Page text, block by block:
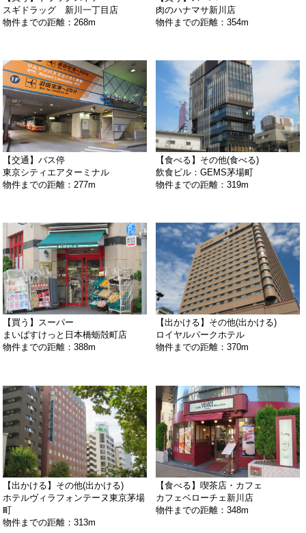
スギドラッグ 新川一丁目店
物件までの距離：268m
肉のハナマサ新川店
物件までの距離：354m
【交通】バス停
東京シティエアターミナル
物件までの距離：277m
【食べる】その他(食べる)
飲食ビル：GEMS茅場町
物件までの距離：319m
【買う】スーパー
まいばすけっと日本橋蛎殻町店
物件までの距離：388m
【出かける】その他(出かける)
ロイヤルパークホテル
物件までの距離：370m
【出かける】その他(出かける)
ホテルヴィラフォンテーヌ東京茅場
町
物件までの距離：313m
【食べる】喫茶店・カフェ
カフェベローチェ新川店
物件までの距離：348m